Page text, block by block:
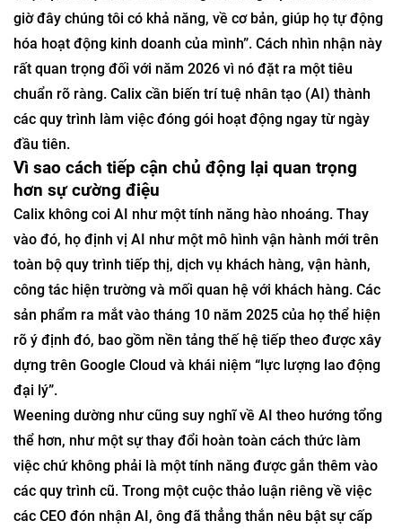
giờ đây chúng tôi có khả năng, về cơ bản, giúp họ tự động
hóa hoạt động kinh doanh của mình”. Cách nhìn nhận này
rất quan trọng đối với năm 2026 vì nó đặt ra một tiêu
chuẩn rõ ràng. Calix cần biến trí tuệ nhân tạo (AI) thành
các quy trình làm việc đóng gói hoạt động ngay từ ngày
đầu tiên.
Vì sao cách tiếp cận chủ động lại quan trọng
hơn sự cường điệu
Calix không coi AI như một tính năng hào nhoáng. Thay
vào đó, họ định vị AI như một mô hình vận hành mới trên
toàn bộ quy trình tiếp thị, dịch vụ khách hàng, vận hành,
công tác hiện trường và mối quan hệ với khách hàng. Các
sản phẩm ra mắt vào tháng 10 năm 2025 của họ thể hiện
rõ ý định đó, bao gồm nền tảng thế hệ tiếp theo được xây
dựng trên Google Cloud và khái niệm “lực lượng lao động
đại lý”.
Weening dường như cũng suy nghĩ về AI theo hướng tổng
thể hơn, như một sự thay đổi hoàn toàn cách thức làm
việc chứ không phải là một tính năng được gắn thêm vào
các quy trình cũ. Trong một cuộc thảo luận riêng về việc
các CEO đón nhận AI, ông đã thẳng thắn nêu bật sự cấp